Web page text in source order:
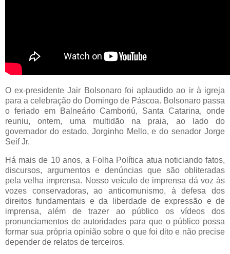
O ex-presidente Jair Bolsonaro foi aplaudido ao ir à igreja
para a celebração do Domingo de Páscoa. Bolsonaro passa
o feriado em Balneário Camboriú, Santa Catarina, onde
reuniu, ontem, uma multidão na praia, ao lado do
governador do estado, Jorginho Mello, e do senador Jorge
Seif Jr.
Há mais de 10 anos, a Folha Política atua noticiando fatos,
discursos, argumentos e denúncias que são obliteradas
pela velha imprensa. Nosso veículo de imprensa dá voz às
vozes conservadoras, ao anticomunismo, à defesa dos
direitos fundamentais e da liberdade de expressão e de
imprensa, além de trazer ao público os vídeos dos
pronunciamentos de autoridades para que o público possa
formar sua própria opinião sobre o que foi dito e não precise
depender de relatos de terceiros.